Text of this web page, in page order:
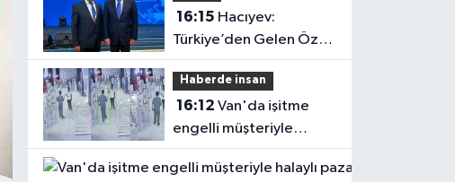
16:15
Türkiye’den Gelen Öz
Evine Gelir
Haberde insan
16:12
engelli müşteriyle
halaylı pazarlık
gülümsetti